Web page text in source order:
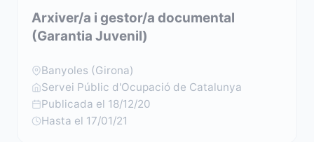
Arxiver/a i gestor/a documental
(Garantia Juvenil)
Banyoles (Girona)
Servei Públic d'Ocupació de Catalunya
Publicada el 18/12/20
Hasta el 17/01/21